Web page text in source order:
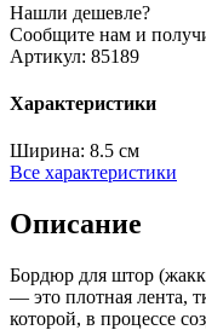
Нашли дешевле?
Сообщите нам и
Артикул: 85189
Характеристики
Ширина: 8.5 см
Все характеристики
Описание
Бордюр для штор
— это плотная лента,
которой, в процессе